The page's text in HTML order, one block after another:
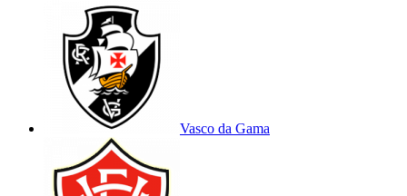
Vasco da Gama